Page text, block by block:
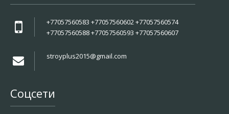
+77057560583 +77057560602 +77057560574
+77057560588 +77057560593 +77057560607
stroyplus2015@gmail.com
Соцсети